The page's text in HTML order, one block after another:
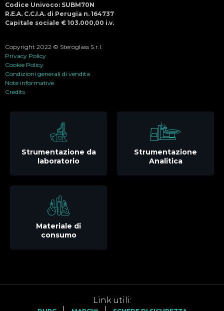
Codice Univoco: SUBM70N
R.E.A. C.C.I.A. di Perugia n. 164737
Capitale sociale € 103.000,00 i.v.
Copyright 2022 © Steroglass S.r.l.
Privacy Policy
Cookie Policy
Condizioni generali di vendita
Note informative
Credits
Strumentazione da
laboratorio
Strumentazione
Analitica
Materiale di
consumo
Link utili: